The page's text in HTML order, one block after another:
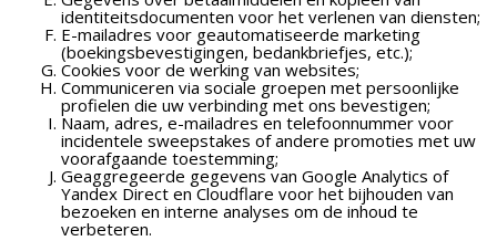
identiteitsdocumenten voor het verlenen van diensten;
E-mailadres voor geautomatiseerde marketing
(boekingsbevestigingen, bedankbriefjes, etc.);
Cookies voor de werking van websites;
Communiceren via sociale groepen met persoonlijke
profielen die uw verbinding met ons bevestigen;
Naam, adres, e-mailadres en telefoonnummer voor
incidentele sweepstakes of andere promoties met uw
voorafgaande toestemming;
Geaggregeerde gegevens van Google Analytics of
Yandex Direct en Cloudflare voor het bijhouden van
bezoeken en interne analyses om de inhoud te
verbeteren.